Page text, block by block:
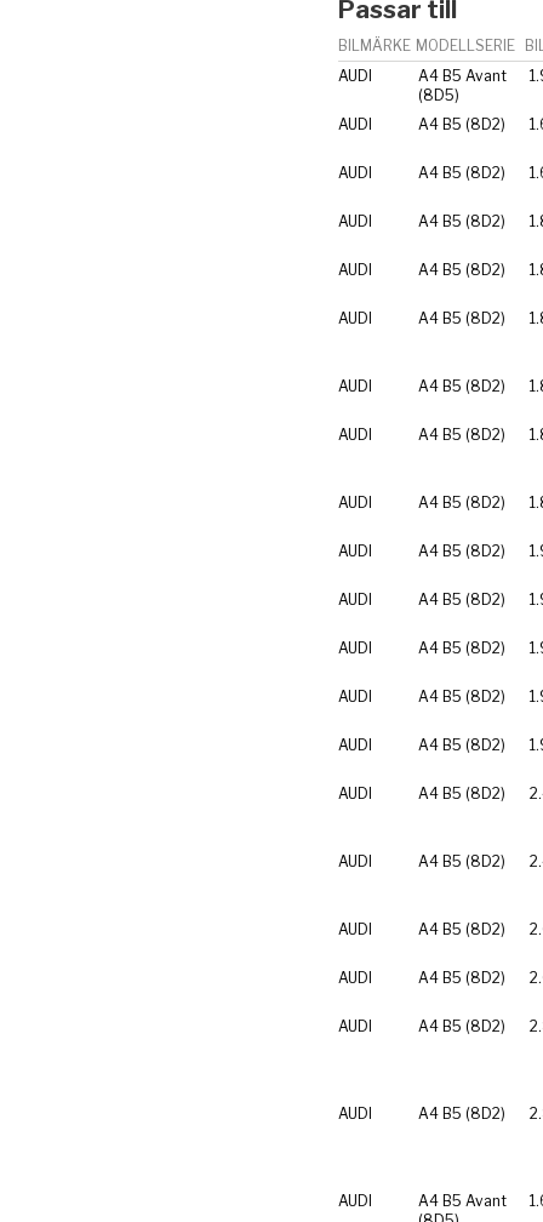
Passar till
BILMÄRKE MODELLSERIE
AUDI
A4 B5 Avant
(8D5)
AUDI A4 B5 (8D2)
AUDI A4 B5 (8D2)
AUDI A4 B5 (8D2)
AUDI A4 B5 (8D2)
AUDI A4 B5 (8D2)
AUDI A4 B5 (8D2)
AUDI A4 B5 (8D2)
AUDI A4 B5 (8D2)
AUDI A4 B5 (8D2)
AUDI A4 B5 (8D2)
AUDI A4 B5 (8D2)
AUDI A4 B5 (8D2)
AUDI A4 B5 (8D2)
AUDI A4 B5 (8D2)
AUDI A4 B5 (8D2)
AUDI A4 B5 (8D2)
AUDI A4 B5 (8D2)
AUDI A4 B5 (8D2)
AUDI A4 B5 (8D2)
AUDI
A4 B5 Avant